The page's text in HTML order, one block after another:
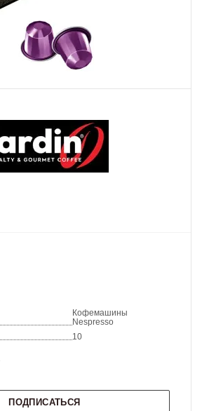
Кофемашины
Nespresso
10
ПОДПИСАТЬСЯ